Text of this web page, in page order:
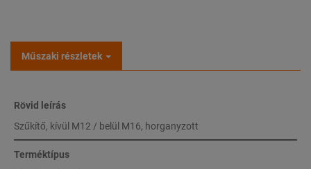
Műszaki részletek
Rövid leírás
Szűkítő, kívül M12 / belül M16, horganyzott
Terméktípus